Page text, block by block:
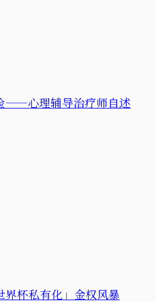
——心理辅导治疗师自述
杯私有化」金权风暴